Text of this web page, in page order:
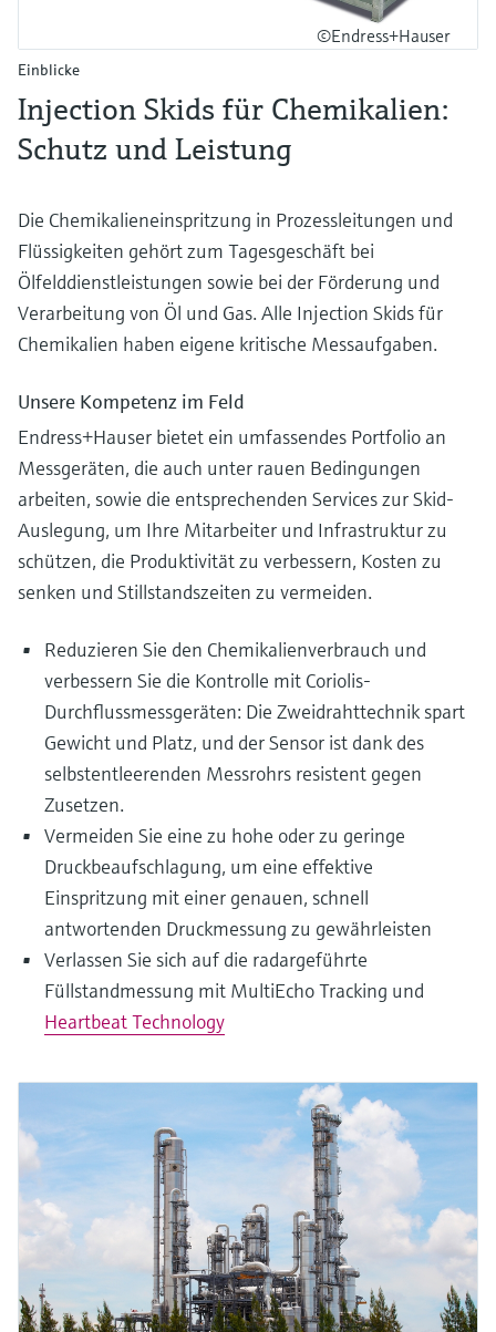
©Endress+Hauser
Einblicke
Injection Skids für Chemikalien:
Schutz und Leistung
Die Chemikalieneinspritzung in Prozessleitungen und
Flüssigkeiten gehört zum Tagesgeschäft bei
Ölfelddienstleistungen sowie bei der Förderung und
Verarbeitung von Öl und Gas. Alle Injection Skids für
Chemikalien haben eigene kritische Messaufgaben.
Unsere Kompetenz im Feld
Endress+Hauser bietet ein umfassendes Portfolio an
Messgeräten, die auch unter rauen Bedingungen
arbeiten, sowie die entsprechenden Services zur Skid-
Auslegung, um Ihre Mitarbeiter und Infrastruktur zu
schützen, die Produktivität zu verbessern, Kosten zu
senken und Stillstandszeiten zu vermeiden.
Reduzieren Sie den Chemikalienverbrauch und
verbessern Sie die Kontrolle mit Coriolis-
Durchflussmessgeräten: Die Zweidrahttechnik spart
Gewicht und Platz, und der Sensor ist dank des
selbstentleerenden Messrohrs resistent gegen
Zusetzen.
Vermeiden Sie eine zu hohe oder zu geringe
Druckbeaufschlagung, um eine effektive
Einspritzung mit einer genauen, schnell
antwortenden Druckmessung zu gewährleisten
Verlassen Sie sich auf die radargeführte
Füllstandmessung mit MultiEcho Tracking und
Heartbeat Technology